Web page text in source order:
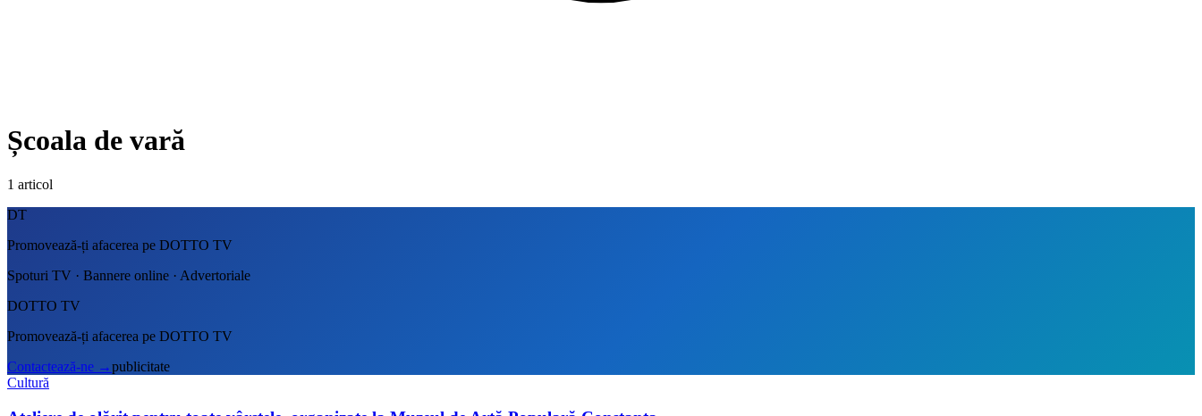
Școala de vară
1 articol
DT
Promovează-ți afacerea pe DOTTO TV
Spoturi TV · Bannere online · Advertoriale
DOTTO TV
Promovează-ți afacerea pe DOTTO TV
Contactează-ne →publicitate
Cultură